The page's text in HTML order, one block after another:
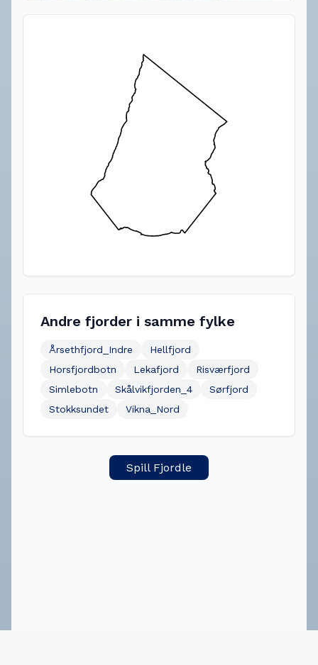
Andre fjorder i samme fylke
Årsethfjord_Indre
Hellfjord
Horsfjordbotn
Lekafjord
Risværfjord
Simlebotn
Skålvikfjorden_4
Sørfjord
Stokksundet
Vikna_Nord
Spill Fjordle